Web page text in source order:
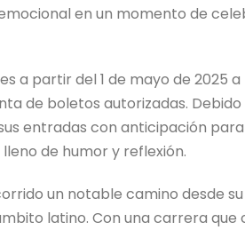
en un momento de
a partir del 1 de mayo de 2025
de boletos autorizadas.
entradas con anticipación
de humor y reflexión.
un notable camino desde
latino. Con una carrera que